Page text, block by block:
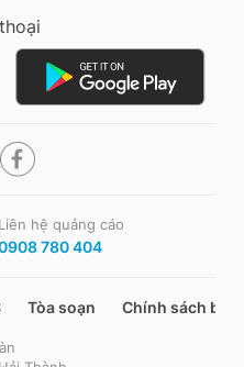
Liên hệ quảng cáo
780 404
Tòa soạn Chính sách bảo